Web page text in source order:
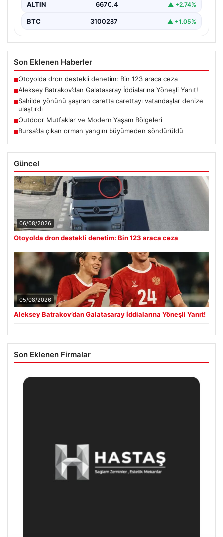
ALTIN 6670.4 ▲ +2.74%
BTC 3100287 ▲ +1.05%
Son Eklenen Haberler
■Otoyolda dron destekli denetim: Bin 123 araca ceza
■Aleksey Batrakov’dan Galatasaray İddialarına Yöneşli Yanıt!
■Sahilde yönünü şaşıran caretta carettayı vatandaşlar denize
ulaştırdı
■Outdoor Mutfaklar ve Modern Yaşam Bölgeleri
■Bursa’da çıkan orman yangını büyümeden söndürüldü
Güncel
06/08/2026
Otoyolda dron destekli denetim: Bin 123 araca ceza
05/08/2026
Aleksey Batrakov’dan Galatasaray İddialarına Yöneşli Yanıt!
Son Eklenen Firmalar